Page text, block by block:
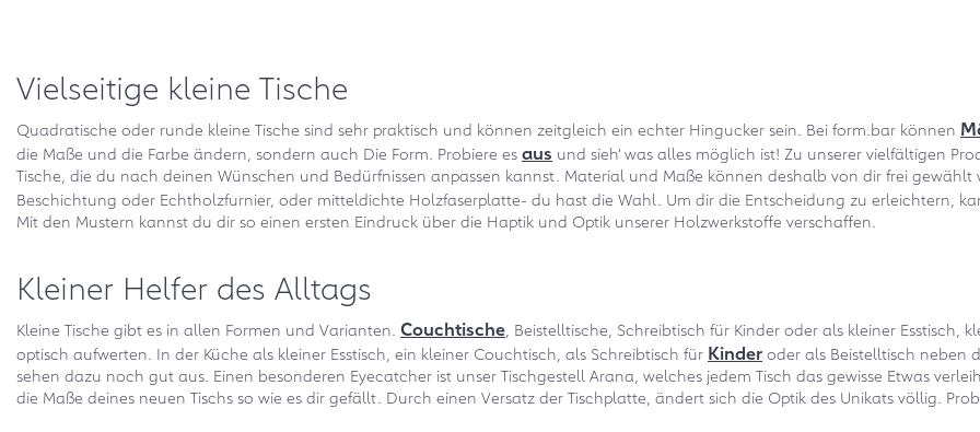
Vielseitige kleine Tische
Quadratische oder runde kleine Tische sind sehr praktisch und können zeitgleich ein echter Hingucker sein. Bei form.bar können
die Maße und die Farbe ändern, sondern auch Die Form. Probiere es aus und sieh‘ was alles möglich ist! Zu unserer vielfältigen
Tische, die du nach deinen Wünschen und Bedürfnissen anpassen kannst. Material und Maße können deshalb von dir frei
Beschichtung oder Echtholzfurnier, oder mitteldichte Holzfaserplatte- du hast die Wahl. Um dir die Entscheidung zu erleichtern,
Mit den Mustern kannst du dir so einen ersten Eindruck über die Haptik und Optik unserer Holzwerkstoffe verschaffen.
Kleiner Helfer des Alltags
Kleine Tische gibt es in allen Formen und Varianten. Couchtische , Beistelltische, Schreibtisch für Kinder oder als kleiner
optisch aufwerten. In der Küche als kleiner Esstisch, ein kleiner Couchtisch, als Schreibtisch für Kinder oder als Beistelltisch neben
sehen dazu noch gut aus. Einen besonderen Eyecatcher ist unser Tischgestell Arana, welches jedem Tisch das gewisse Etwas
die Maße deines neuen Tischs so wie es dir gefällt. Durch einen Versatz der Tischplatte, ändert sich die Optik des Unikats völlig.